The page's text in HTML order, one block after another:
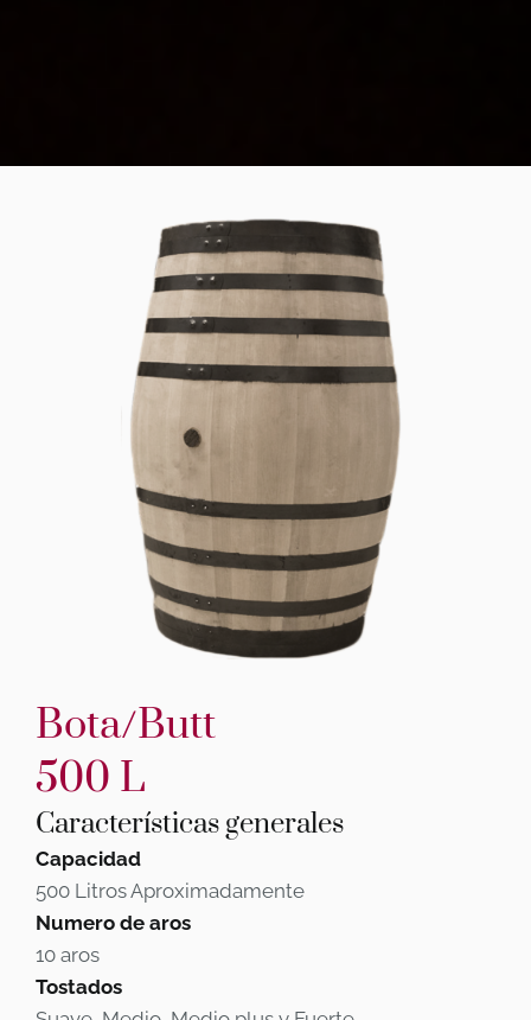
Bota/Butt
500 L
Características generales
Capacidad
500 Litros Aproximadamente
Numero de aros
10 aros
Tostados